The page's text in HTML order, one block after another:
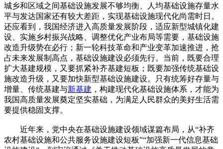
城乡和区域之间基础设施发展不够均衡、人均基础设施存量水
平与发达国家还有较大差距，实现基础设施现代化尚需时日。
还应看到，我国经济进入高质量发展阶段，适应新型城镇化建
设、实施乡村振兴战略、调整优化产业布局等需要，基础设施
改造升级势在必行；新一轮科技革命和产业变革加速推进，抢
占未来发展制高点，基础设施建设必须先行。当前，既要合理
扩大基建规模，又要抓紧补齐基建短板；既要加强传统基础设
施改造升级，又要加快新型基础设施建设。只有统筹好存量与
增量、传统基建与新基建 ，构建现代化基础设施体系，才能为
我国高质量发展奠定坚实基础，为满足人民群众的美好生活需
要提供稳固支撑。
近年来，党中央在基础设施建设领域谋篇布局，从“补齐
农村基础设施和公共服务设施建设短板”“加强新一代信息基础